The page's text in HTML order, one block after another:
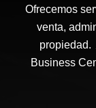
Ofrecemos
venta,
propiedad.
Business